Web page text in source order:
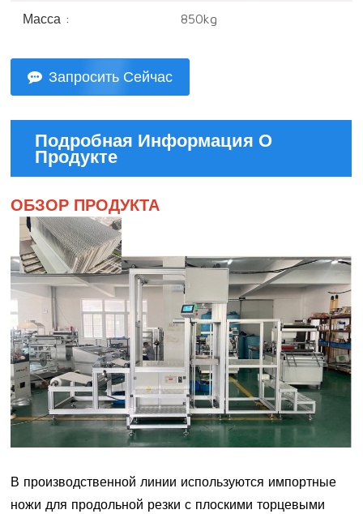
Масса : 850kg
Запросить Сейчас
Подробная Информация О
Продукте
ОБЗОР ПРОДУКТА
В производственной линии используются импортные
ножи для продольной резки с плоскими торцевыми